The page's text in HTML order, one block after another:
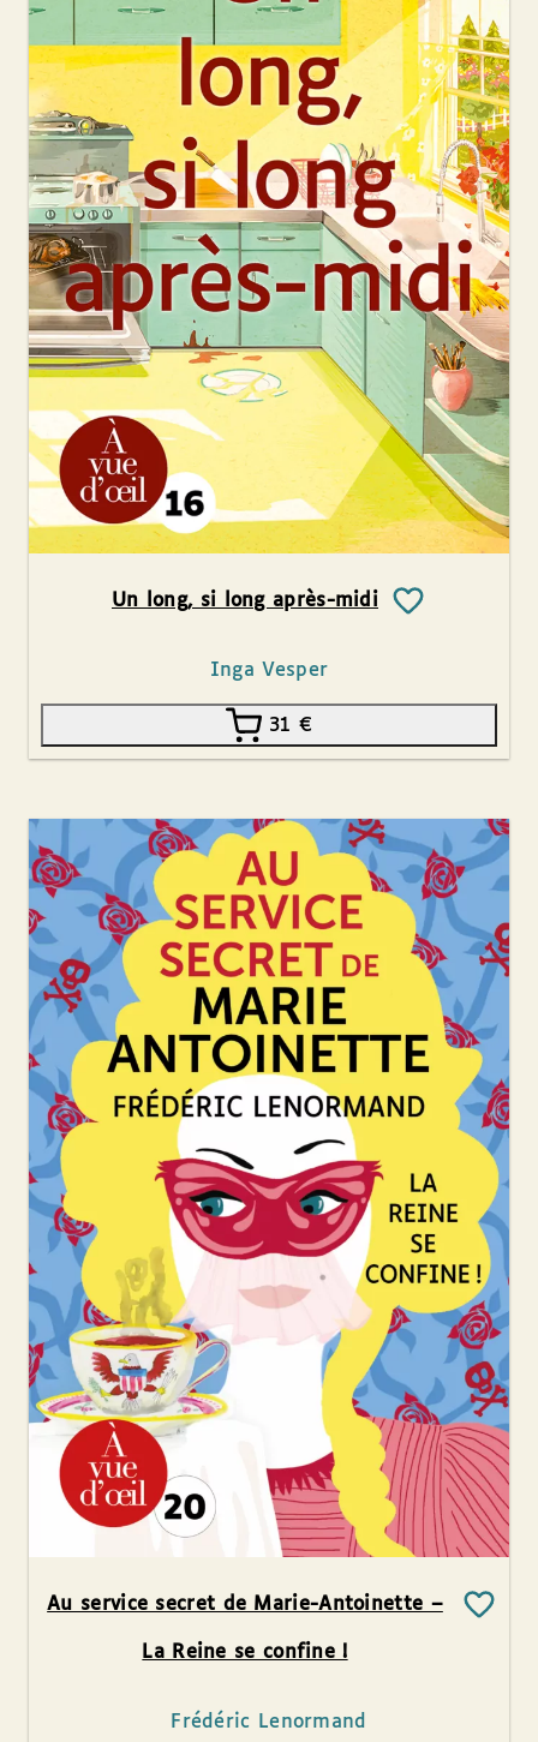
Un long, si long après-midi
Inga Vesper
31 €
Au service secret de Marie-Antoinette –
La Reine se confine !
Frédéric Lenormand